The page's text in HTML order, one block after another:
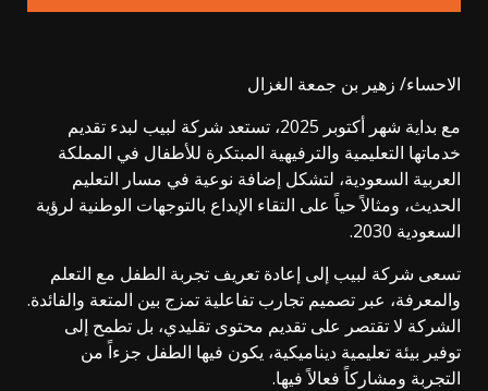
الاحساء/ زهير بن جمعة الغزال
مع بداية شهر أكتوبر 2025، تستعد شركة لبيب لبدء تقديم
خدماتها التعليمية والترفيهية المبتكرة للأطفال في المملكة
العربية السعودية، لتشكل إضافة نوعية في مسار التعليم
الحديث، ومثالاً حياً على التقاء الإبداع بالتوجهات الوطنية لرؤية
السعودية 2030.
تسعى شركة لبيب إلى إعادة تعريف تجربة الطفل مع التعلم
والمعرفة، عبر تصميم تجارب تفاعلية تمزج بين المتعة والفائدة.
الشركة لا تقتصر على تقديم محتوى تقليدي، بل تطمح إلى
توفير بيئة تعليمية ديناميكية، يكون فيها الطفل جزءاً من
التجربة ومشاركاً فعالاً فيها.